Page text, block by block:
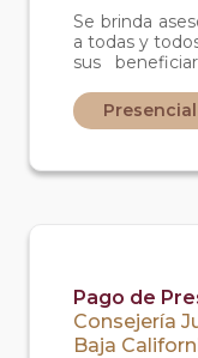
Se brinda
a todas y
sus
laboral,
un abogado
Presencial
Pago de
Consejería
Baja